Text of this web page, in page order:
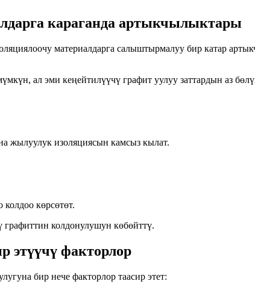
караганда артыкчылыктары
материалдарга салыштырмалуу бир катар
ал эми кеңейтилүүчү графит уулуу заттардын аз
жылуулук изоляциясын камсыз кылат.
колдоо көрсөтөт.
колдонулушун көбөйттү.
этүүчү факторлор
бир нече факторлор таасир этет: